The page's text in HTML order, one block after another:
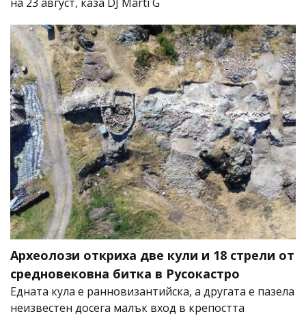
Археолози откриха две кули и 18 стрели от
средновековна битка в Русокастро
Едната кула е ранновизантийска, а другата е пазела
неизвестен досега малък вход в крепостта